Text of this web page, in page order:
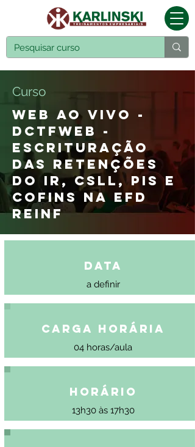
Curso
WEB AO VIVO -
DCTFWEB -
ESCRITURAÇÃO
DAS RETENÇÕES
DO IR, CSLL, PIS E
COFINS NA EFD
REINF
Data
a definir
Carga Horária
04 horas/aula
Horário
13h30 às 17h30